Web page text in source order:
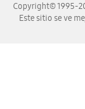
Copyright© 1995-
Este sitio se ve